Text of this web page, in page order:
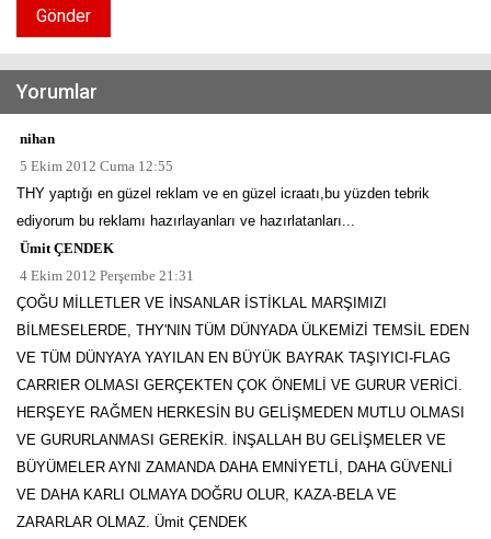
Gönder
Yorumlar
nihan
5 Ekim 2012 Cuma 12:55
THY yaptığı en güzel reklam ve en güzel icraatı,bu yüzden tebrik
ediyorum bu reklamı hazırlayanları ve hazırlatanları...
Ümit ÇENDEK
4 Ekim 2012 Perşembe 21:31
ÇOĞU MİLLETLER VE İNSANLAR İSTİKLAL MARŞIMIZI
BİLMESELERDE, THY'NIN TÜM DÜNYADA ÜLKEMİZİ TEMSİL EDEN
VE TÜM DÜNYAYA YAYILAN EN BÜYÜK BAYRAK TAŞIYICI-FLAG
CARRIER OLMASI GERÇEKTEN ÇOK ÖNEMLİ VE GURUR VERİCİ.
HERŞEYE RAĞMEN HERKESİN BU GELİŞMEDEN MUTLU OLMASI
VE GURURLANMASI GEREKİR. İNŞALLAH BU GELİŞMELER VE
BÜYÜMELER AYNI ZAMANDA DAHA EMNİYETLİ, DAHA GÜVENLİ
VE DAHA KARLI OLMAYA DOĞRU OLUR, KAZA-BELA VE
ZARARLAR OLMAZ. Ümit ÇENDEK